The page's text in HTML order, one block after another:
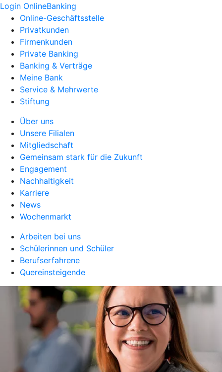
Login OnlineBanking
Online-Geschäftsstelle
Privatkunden
Firmenkunden
Private Banking
Banking & Verträge
Meine Bank
Service & Mehrwerte
Stiftung
Über uns
Unsere Filialen
Mitgliedschaft
Gemeinsam stark für die Zukunft
Engagement
Nachhaltigkeit
Karriere
News
Wochenmarkt
Arbeiten bei uns
Schülerinnen und Schüler
Berufserfahrene
Quereinsteigende